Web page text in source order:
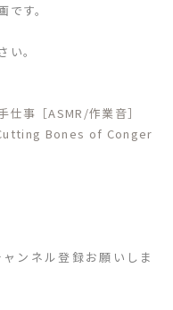
す。
。
仕事［ASMR/作業音］
Bones of Conger
ンネル登録お願いしま